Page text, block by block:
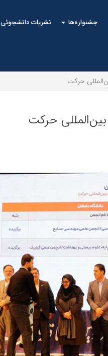
جشنواره‌ها نشریات دانشجوئی
حرکت
حرکت